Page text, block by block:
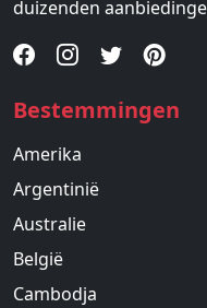
duizenden
Bestemmingen
Amerika
Argentinië
Australie
België
Cambodja